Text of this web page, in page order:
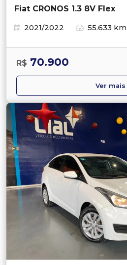
Fiat CRONOS 1.3 8V Flex
2021/2022
55.633 km
R$ 70.900
Ver mais